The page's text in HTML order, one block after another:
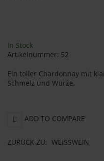
In Stock
Artikelnummer: 52
Ein toller Chardonnay mit
Schmelz und Würze.
ADD TO COMPARE
ZURÜCK ZU: WEISSWEIN